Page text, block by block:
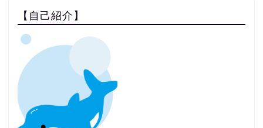
【自己紹介】